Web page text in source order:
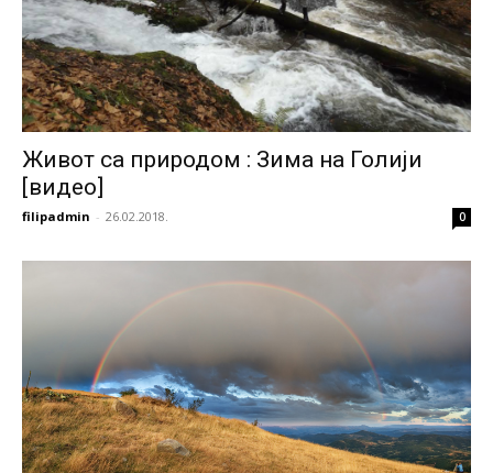
Живот са природом : Зима на Голији
[видео]
filipadmin - 26.02.2018. 0